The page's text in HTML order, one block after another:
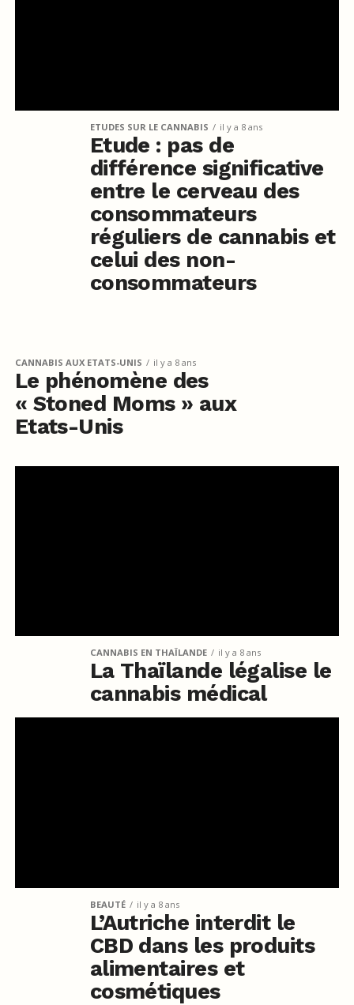
ETUDES SUR LE CANNABIS il y a 8 ans
Etude : pas de
différence significative
entre le cerveau des
consommateurs
réguliers de cannabis et
celui des non-
consommateurs
CANNABIS AUX ETATS-UNIS il y a 8 ans
Le phénomène des
« Stoned Moms » aux
Etats-Unis
CANNABIS EN THAÏLANDE il y a 8 ans
La Thaïlande légalise le
cannabis médical
BEAUTÉ il y a 8 ans
L’Autriche interdit le
CBD dans les produits
alimentaires et
cosmétiques